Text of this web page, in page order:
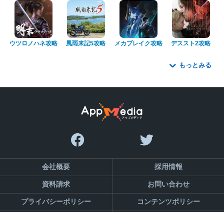
ウツロノハネ攻略 風雨来記5攻略 メカブレイク攻略 デススト2攻略
もっとみる
会社概要 採用情報
資料請求 お問い合わせ
プライバシーポリシー コンテンツポリシー